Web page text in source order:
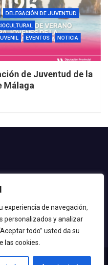
experiencia de navegación,
personalizados y analizar
todo” usted da su
las cookies.
DELEGACIÓN DE JUVENTUD
EVENTOS
NOTICIA
de Juventud de la
Málaga